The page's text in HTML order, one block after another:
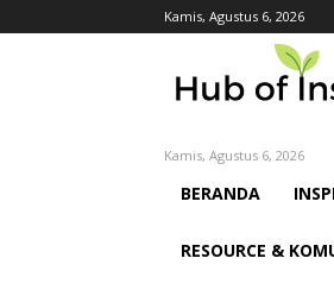
Kamis, Agustus 6, 2026
Kamis, Agustus 6, 2026
BERANDA
RESOURCE &